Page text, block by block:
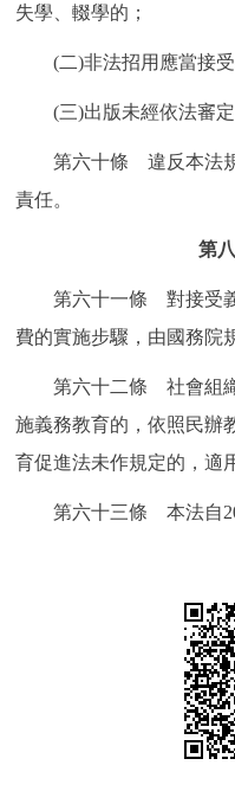
失學、輟學的；
(二)非法招用應當接受
(三)出版未經依法審定
第六十條 違反本法規
責任。
第
第六十一條 對接受義
費的實施步驟，由國務院
第六十二條 社會組織
施義務教育的，依照民辦
育促進法未作規定的，適
第六十三條 本法自